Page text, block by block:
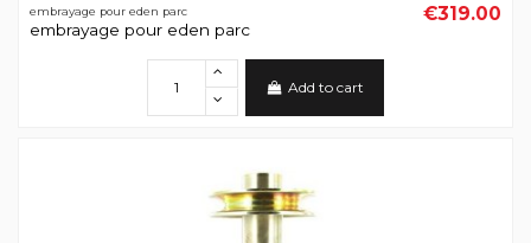
embrayage pour eden parc
embrayage pour eden parc
€319.00
Add to cart